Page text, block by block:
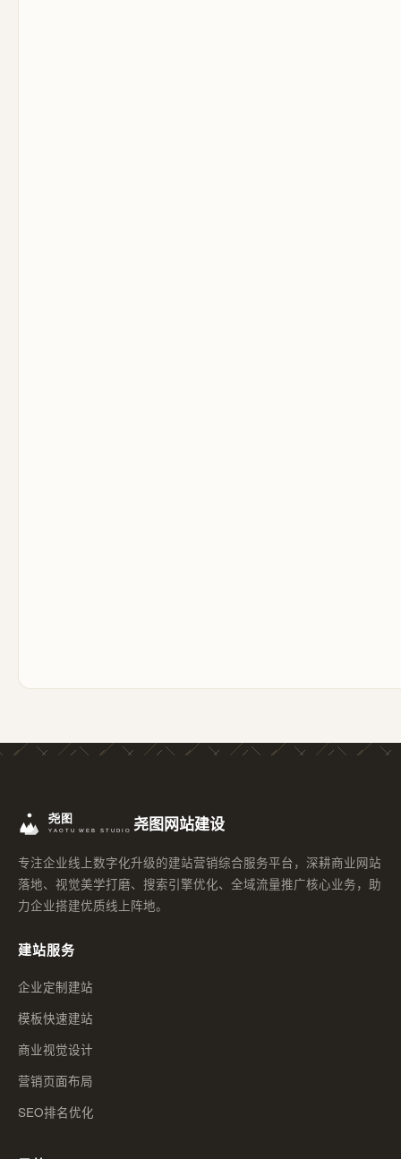
尧图网站建设
专注企业线上数字化升级的建站营销综合服务平台，深耕商业网站
落地、视觉美学打磨、搜索引擎优化、全域流量推广核心业务，助
力企业搭建优质线上阵地。
建站服务
企业定制建站
模板快速建站
商业视觉设计
营销页面布局
SEO排名优化